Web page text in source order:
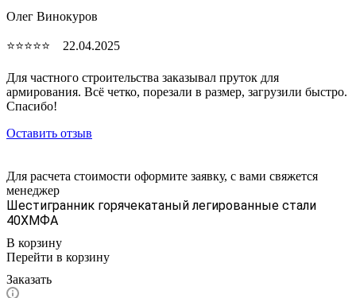
Олег Винокуров
⭐⭐⭐⭐⭐ 22.04.2025
Для частного строительства заказывал пруток для
армирования. Всё четко, порезали в размер, загрузили быстро.
Спасибо!
Оставить отзыв
Для расчета стоимости оформите заявку, с вами свяжется
менеджер
Шестигранник горячекатаный легированные стали
40ХМФА
В корзину
Перейти в корзину
Заказать